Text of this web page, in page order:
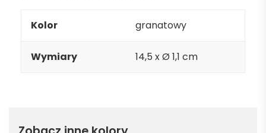
Kolor granatowy
Wymiary 14,5 x Ø 1,1 cm